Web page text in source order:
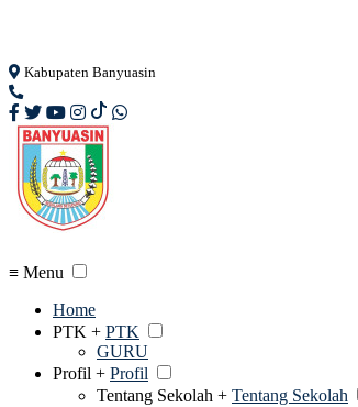
Kabupaten Banyuasin
≡ Menu
Home
PTK + PTK
GURU
Profil + Profil
Tentang Sekolah + Tentang Sekolah